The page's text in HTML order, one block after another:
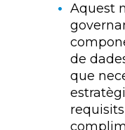
Aquest
de
que